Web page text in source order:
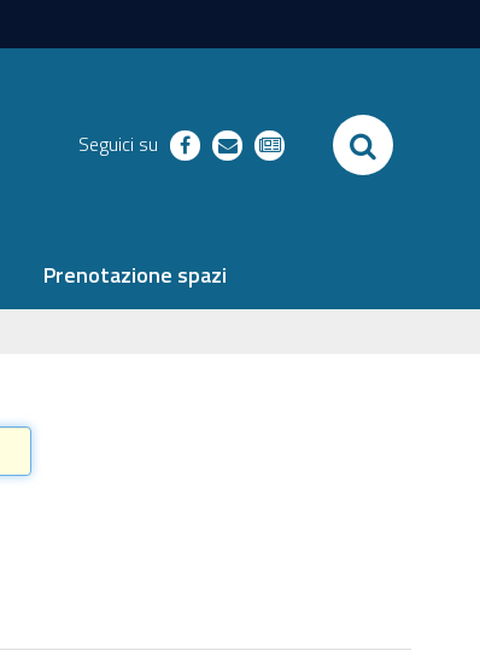
Seguici su facebookrichiestenewsletter SEARCH
Prenotazione spazi